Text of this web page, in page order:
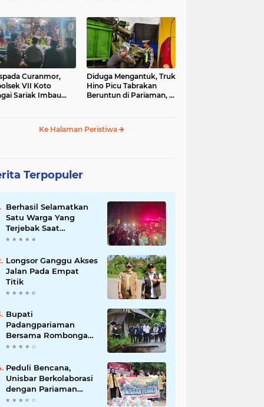
Curanmor,
VII Koto
Sariak Imbau
Diduga Mengantuk, Truk
Hino Picu Tabrakan
Beruntun di Pariaman, 5
Ke Halaman Peristiwa
Terpopuler
Berhasil Selamatkan
Satu Warga Yang
Terjebak Saat
Kebakaran
Longsor Ganggu Akses
Jalan Pada Empat
Titik
Bupati
Padangpariaman
Bersama Rombongan
Jemput Aspirasi
Peduli Bencana,
Unisbar Berkolaborasi
dengan Pariaman
Women Power